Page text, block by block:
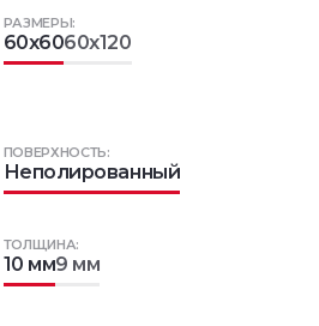
РАЗМЕРЫ:
60x6060x120
ТОЛЩИНА:
10 мм9 мм
ПОВЕРХНОСТЬ:
Неполированный